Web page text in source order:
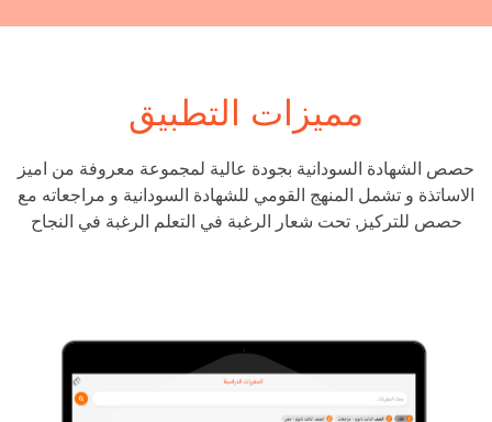
مميزات التطبيق
حصص الشهادة السودانية بجودة عالية لمجموعة معروفة من اميز
الاساتذة و تشمل المنهج القومي للشهادة السودانية و مراجعاته مع
حصص للتركيز, تحت شعار الرغبة في التعلم الرغبة في النجاح